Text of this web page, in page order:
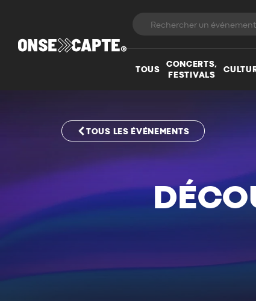
TOUS
CONCERTS,
FESTIVALS
TOUS LES ÉVÉNEMENTS